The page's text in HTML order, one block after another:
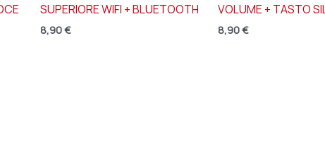
SUPERIORE WIFI + BLUETOOTH
8,90€
VOLUME + TASTO
8,90€